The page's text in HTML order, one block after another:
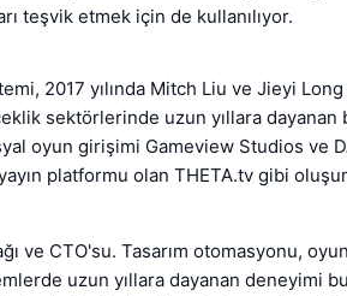
teşvik etmek için de kullanılıyor.
2017 yılında Mitch Liu ve Jieyi Long
sektörlerinde uzun yıllara dayanan
oyun girişimi Gameview Studios ve
platformu olan THETA.tv gibi
ve CTO'su. Tasarım otomasyonu,
uzun yıllara dayanan deneyimi